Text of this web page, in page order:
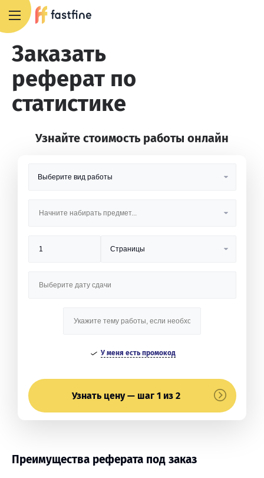
Заказать
реферат по
статистике
Узнайте стоимость работы онлайн
У меня есть промокод
Узнать цену — шаг 1 из 2
Преимущества реферата под заказ